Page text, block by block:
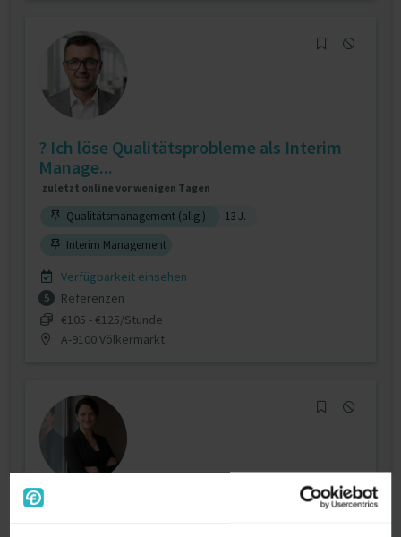
? Ich löse Qualitätsprobleme als Interim
Manage...
zuletzt online vor wenigen Tagen
Qualitätsmanagement (allg.)
13 J.
Interim Management
Verfügbarkeit einsehen
5
Referenzen
€105 - €125/Stunde
A-9100 Völkermarkt
Senior Clinical Research Freelancer | CRA |